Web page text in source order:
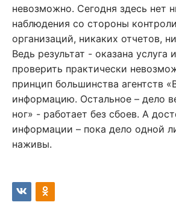
невозможно. Сегодня здесь нет
наблюдения со стороны
организаций, никаких отчетов,
Ведь результат - оказана услуга
проверить практически
принцип большинства агентств
информацию. Остальное – дело
ног» - работает без сбоев. А
информации – пока дело одной
наживы.